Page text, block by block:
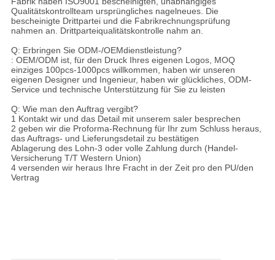
Qualitätskontrollteam ursprüngliches nagelneues. Die
bescheinigte Drittpartei und die Fabrikrechnungsprüfung
nahmen an. Drittparteiqualitätskontrolle nahm an.
Q: Erbringen Sie ODM-/OEMdienstleistung?
: OEM/ODM ist, für den Druck Ihres eigenen Logos, MOQ
einziges 100pcs-1000pcs willkommen, haben wir unseren
eigenen Designer und Ingenieur, haben wir glückliches, ODM-
Service und technische Unterstützung für Sie zu leisten
Q: Wie man den Auftrag vergibt?
1 Kontakt wir und das Detail mit unserem saler besprechen
2 geben wir die Proforma-Rechnung für Ihr zum Schluss heraus,
das Auftrags- und Lieferungsdetail zu bestätigen
Ablagerung des Lohn-3 oder volle Zahlung durch (Handel-
Versicherung T/T Western Union)
4 versenden wir heraus Ihre Fracht in der Zeit pro den PU/den
Vertrag